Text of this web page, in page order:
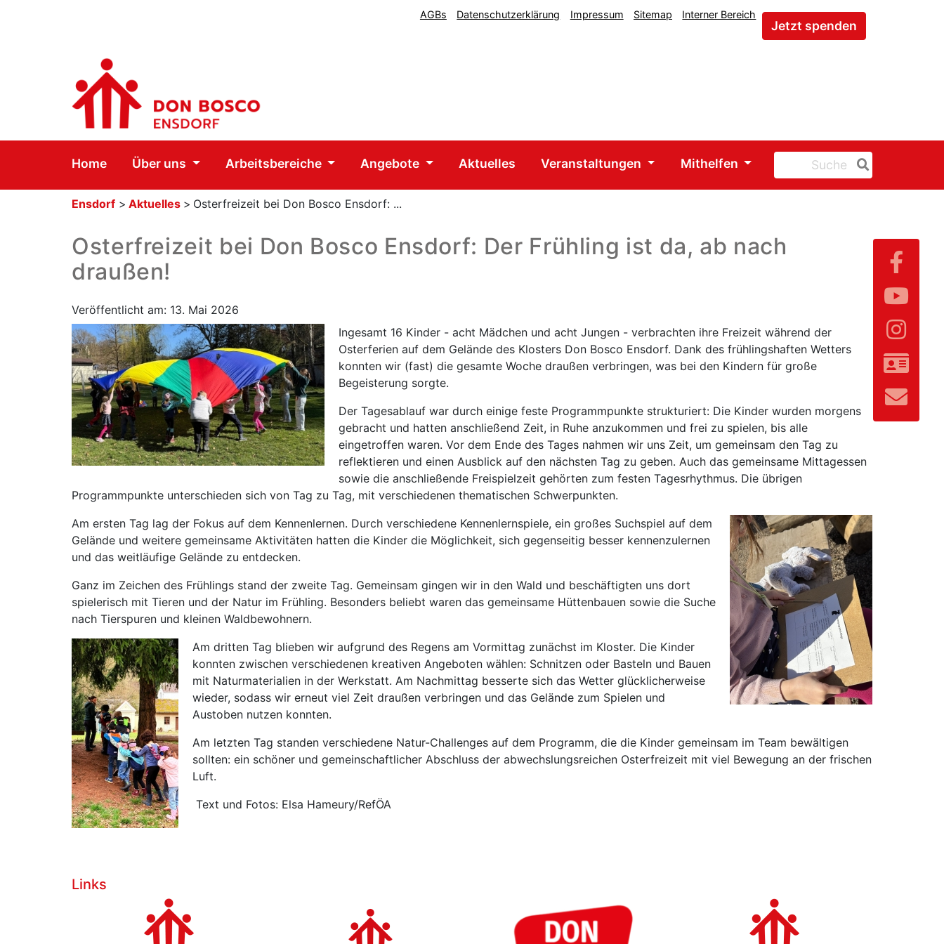
AGBs Datenschutzerklärung Impressum Sitemap Interner Bereich
Jetzt spenden
Home Über uns Arbeitsbereiche Angebote Aktuelles Veranstaltungen Mithelfen
Ensdorf > Aktuelles > Osterfreizeit bei Don Bosco Ensdorf: ...
Osterfreizeit bei Don Bosco Ensdorf: Der Frühling ist da, ab nach
draußen!
Veröffentlicht am: 13. Mai 2026
Ingesamt 16 Kinder - acht Mädchen und acht Jungen - verbrachten ihre Freizeit während der
Osterferien auf dem Gelände des Klosters Don Bosco Ensdorf. Dank des frühlingshaften Wetters
konnten wir (fast) die gesamte Woche draußen verbringen, was bei den Kindern für große
Begeisterung sorgte.
Der Tagesablauf war durch einige feste Programmpunkte strukturiert: Die Kinder wurden morgens
gebracht und hatten anschließend Zeit, in Ruhe anzukommen und frei zu spielen, bis alle
eingetroffen waren. Vor dem Ende des Tages nahmen wir uns Zeit, um gemeinsam den Tag zu
reflektieren und einen Ausblick auf den nächsten Tag zu geben. Auch das gemeinsame Mittagessen
sowie die anschließende Freispielzeit gehörten zum festen Tagesrhythmus. Die übrigen
Programmpunkte unterschieden sich von Tag zu Tag, mit verschiedenen thematischen Schwerpunkten.
Am ersten Tag lag der Fokus auf dem Kennenlernen. Durch verschiedene Kennenlernspiele, ein großes Suchspiel auf dem
Gelände und weitere gemeinsame Aktivitäten hatten die Kinder die Möglichkeit, sich gegenseitig besser kennenzulernen
und das weitläufige Gelände zu entdecken.
Ganz im Zeichen des Frühlings stand der zweite Tag. Gemeinsam gingen wir in den Wald und beschäftigten uns dort
spielerisch mit Tieren und der Natur im Frühling. Besonders beliebt waren das gemeinsame Hüttenbauen sowie die Suche
nach Tierspuren und kleinen Waldbewohnern.
Am dritten Tag blieben wir aufgrund des Regens am Vormittag zunächst im Kloster. Die Kinder
konnten zwischen verschiedenen kreativen Angeboten wählen: Schnitzen oder Basteln und Bauen
mit Naturmaterialien in der Werkstatt. Am Nachmittag besserte sich das Wetter glücklicherweise
wieder, sodass wir erneut viel Zeit draußen verbringen und das Gelände zum Spielen und
Austoben nutzen konnten.
Am letzten Tag standen verschiedene Natur-Challenges auf dem Programm, die die Kinder gemeinsam im Team bewältigen
sollten: ein schöner und gemeinschaftlicher Abschluss der abwechslungsreichen Osterfreizeit mit viel Bewegung an der frischen
Luft.
Text und Fotos: Elsa Hameury/RefÖA
Links